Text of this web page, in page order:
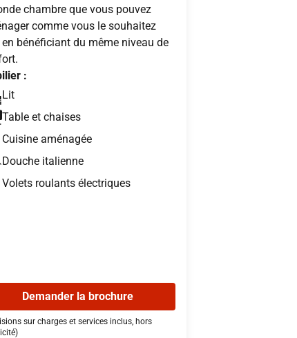
chambre que vous pouvez
comme vous le souhaitez
bénéficiant du même niveau de
:
Lit
Table et chaises
Cuisine aménagée
Douche italienne
Volets roulants électriques
Demander la brochure
sur charges et services inclus, hors